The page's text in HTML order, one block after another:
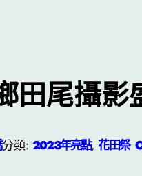
田尾攝影
分類:2023年亮點, 花田祭